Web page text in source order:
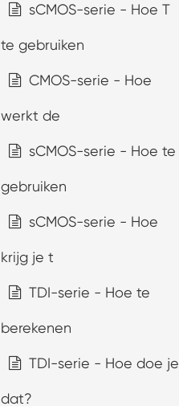
sCMOS-serie - Hoe T
te gebruiken
CMOS-serie - Hoe
werkt de
sCMOS-serie - Hoe te
gebruiken
sCMOS-serie - Hoe
krijg je t
TDI-serie - Hoe te
berekenen
TDI-serie - Hoe doe je
dat?